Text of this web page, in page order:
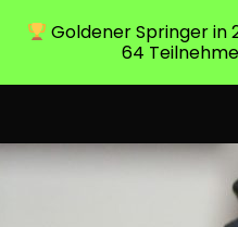
Goldener Springer in
64